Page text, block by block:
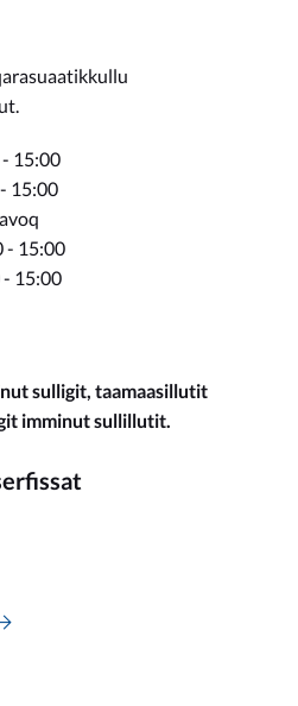
15:00
15:00
- 15:00
- 15:00
sulligit, taamaasillutit
imminut sullillutit.